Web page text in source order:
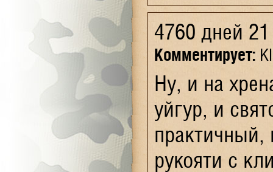
4760 дней
Комментирует:
Ну, и на
уйгур, и
практичный,
рукояти с